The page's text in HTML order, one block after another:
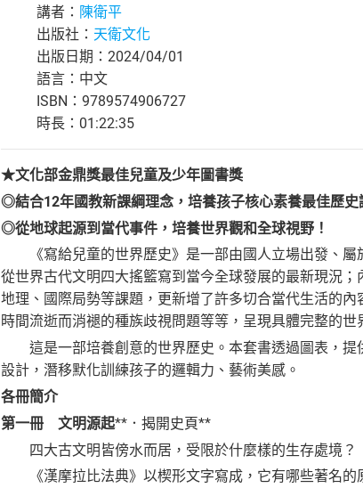
講者： 陳衛平
出版社： 天衛文化
出版日期：2024/04/01
語言：中文
ISBN：9789574906727
時長：01:22:35
★文化部金鼎獎最佳兒童及少年圖書獎
◎結合12年國教新課綱理念，培養孩子核心素養最佳歷史
◎從地球起源到當代事件，培養世界觀和全球視野！
《寫給兒童的世界歷史》是一部由國人立場出發、屬
從世界古代文明四大搖籃寫到當今全球發展的最新現況
地理、國際局勢等課題，更新增了許多切合當代生活的
時間流逝而消褪的種族歧視問題等等，呈現具體完整的世
這是一部培養創意的世界歷史。本套書透過圖表，提
設計，潛移默化訓練孩子的邏輯力、藝術美感。
各冊簡介
第一冊 文明源起**．揭開史頁**
四大古文明皆傍水而居，受限於什麼樣的生存處境？
《漢摩拉比法典》以楔形文字寫成，它有哪些著名的